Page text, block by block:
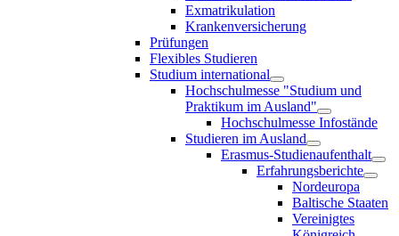
Exmatrikulation
Krankenversicherung
Prüfungen
Flexibles Studieren
Studium international
Hochschulmesse "Studium und
Praktikum im Ausland"
Hochschulmesse Infostände
Studieren im Ausland
Erasmus-Studienaufenthalt
Erfahrungsberichte
Nordeuropa
Baltische Staaten
Vereinigtes